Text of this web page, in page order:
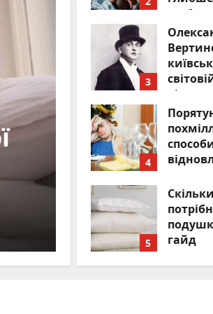
за
Визначні люди
естраді
Безнога Настя
3
4
5
гайд